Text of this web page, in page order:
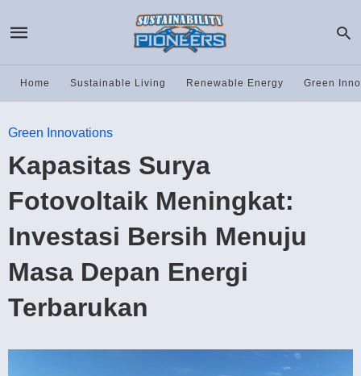
Home Sustainable Living Renewable Energy Green
Green Innovations
Kapasitas Surya
Fotovoltaik Meningkat:
Investasi Bersih Menuju
Masa Depan Energi
Terbarukan